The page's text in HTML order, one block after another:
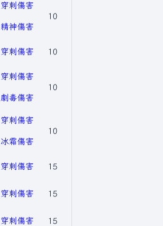
穿刺傷害
精神傷害
10
穿刺傷害 10
穿刺傷害
劇毒傷害
10
穿刺傷害
冰霜傷害
10
穿刺傷害 15
穿刺傷害 15
穿刺傷害 15